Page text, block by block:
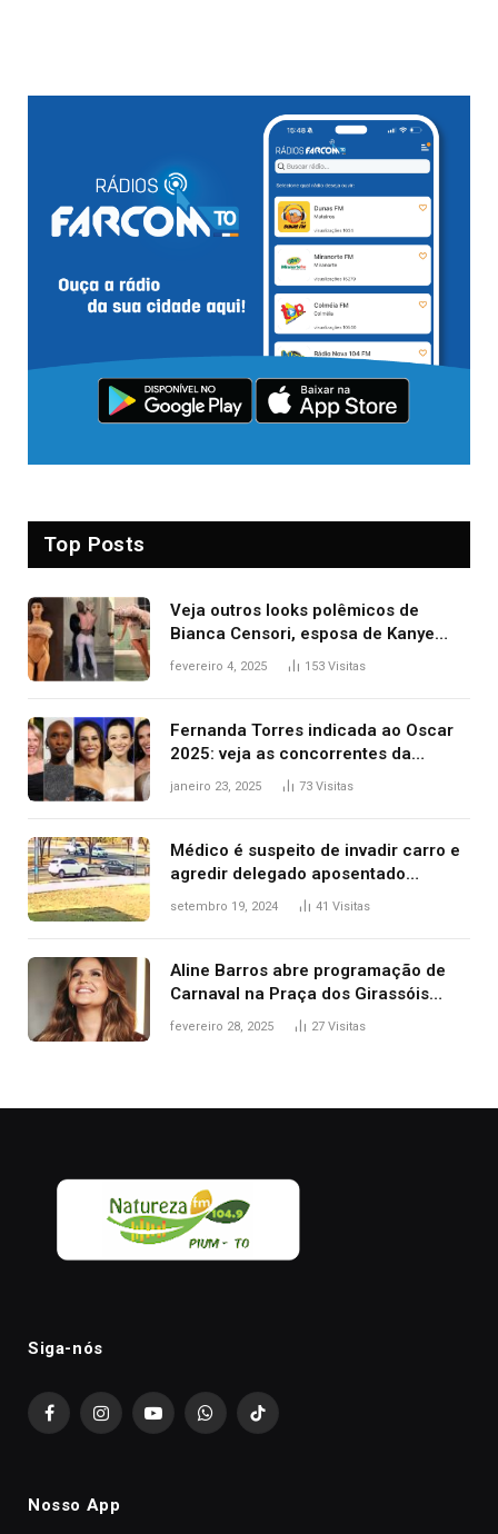
Top Posts
Veja outros looks polêmicos de
Bianca Censori, esposa de Kanye
West que apareceu nua no Grammy
fevereiro 4, 2025 153 Visitas
Fernanda Torres indicada ao Oscar
2025: veja as concorrentes da
brasileira a melhor atriz
janeiro 23, 2025 73 Visitas
Médico é suspeito de invadir carro e
agredir delegado aposentado
durante confusão no trânsito
setembro 19, 2024 41 Visitas
Aline Barros abre programação de
Carnaval na Praça dos Girassóis
nesta sexta-feira, em Palmas
fevereiro 28, 2025 27 Visitas
Siga-nós
FacebookInstagramYouTubeWhatsAppTikTok
Nosso App